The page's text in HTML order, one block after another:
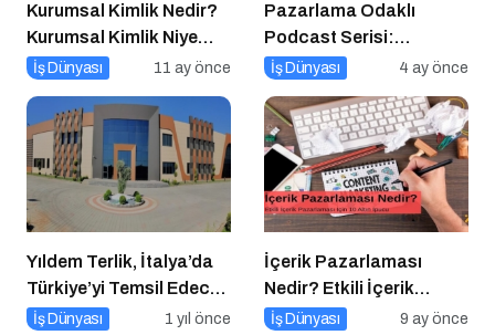
Kurumsal Kimlik Nedir?
Kurumsal Kimlik Niye
Önemlidir? Kurumsal
İş Dünyası 11 ay önce
Pazarlama Odaklı
Podcast Serisi:
Pazarlama Sohbetleri
İş Dünyası 4 ay önce
Yıldem Terlik, İtalya’da
Türkiye’yi Temsil Edecek
Gaziantepli yerli üretici,
İş Dünyası 1 yıl önce
İçerik Pazarlaması
Nedir? Etkili İçerik
Pazarlaması İçin 10
İş Dünyası 9 ay önce